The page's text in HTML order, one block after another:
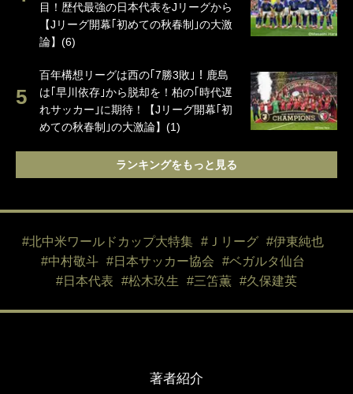
目！歴代最強の日本代表をJリーグから
【Jリーグ開幕｢初めての秋春制｣の大激
論】(6)
百年構想リーグは西の｢7勝3敗｣！鹿島
は｢早川依存｣から脱却を！柏の｢時代遅
れサッカー｣に期待！【Jリーグ開幕｢初
めての秋春制｣の大激論】(1)
ランキングをもっと見る
#北中米ワールドカップ大特集 #Ｊリーグ
#伊東純也
#中村敬斗
#日本サッカー協会
#ベガルタ仙台
#日本代表
#松木玖生 #三笘薫 #久保建英
著者紹介